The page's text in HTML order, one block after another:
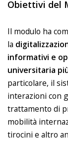
Obiettivi del
Il modulo ha
la
informativi e
universitaria
particolare, il
interazioni con
trattamento di
mobilità
tirocini e altro